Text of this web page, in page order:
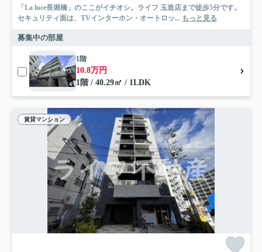
「La luce長堀橋」のここがイチオシ。ライフ 玉造店まで徒歩5分です。
セキュリティ面は、TVインターホン・オートロッ... もっと見る
募集中の部屋
1階
10.8万円
1階 / 40.29㎡ / 1LDK
賃貸マンション